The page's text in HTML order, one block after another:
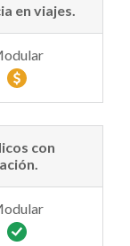
en viajes.
con